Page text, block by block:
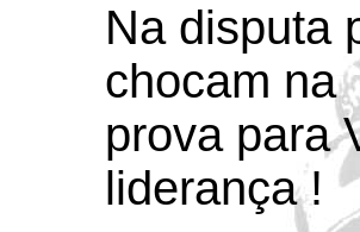
Na disputa
chocam na
prova para
liderança !